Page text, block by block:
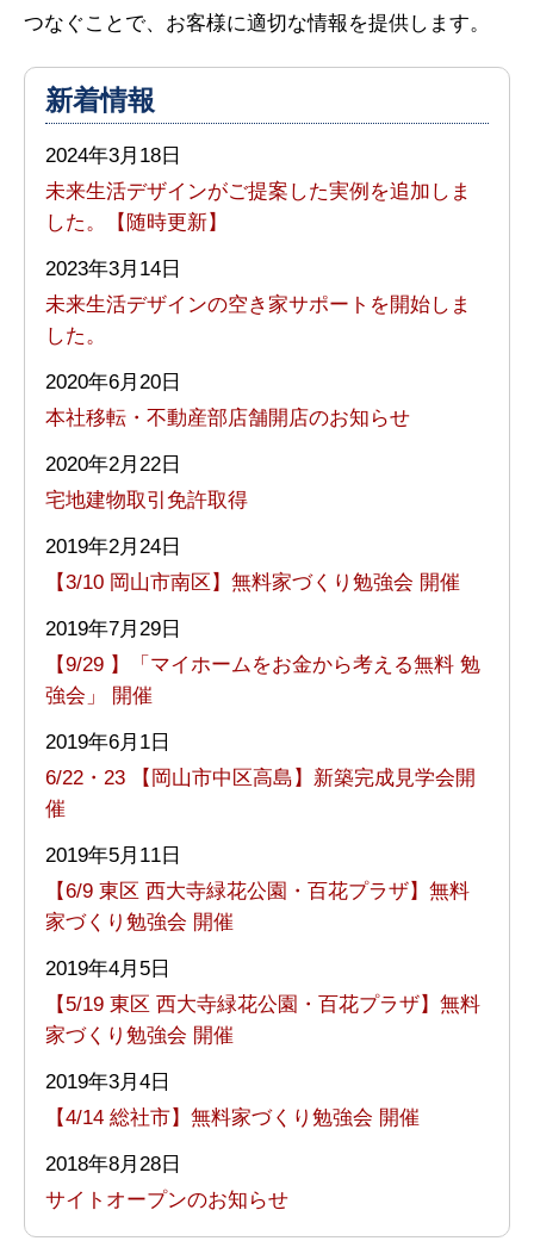
つなぐことで、お客様に適切な情報を提供します。
新着情報
2024年3月18日
未来生活デザインがご提案した実例を追加しま
した。【随時更新】
2023年3月14日
未来生活デザインの空き家サポートを開始しま
した。
2020年6月20日
本社移転・不動産部店舗開店のお知らせ
2020年2月22日
宅地建物取引免許取得
2019年2月24日
【3/10 岡山市南区】無料家づくり勉強会 開催
2019年7月29日
【9/29 】「マイホームをお金から考える無料 勉
強会」 開催
2019年6月1日
6/22・23 【岡山市中区高島】新築完成見学会開
催
2019年5月11日
【6/9 東区 西大寺緑花公園・百花プラザ】無料
家づくり勉強会 開催
2019年4月5日
【5/19 東区 西大寺緑花公園・百花プラザ】無料
家づくり勉強会 開催
2019年3月4日
【4/14 総社市】無料家づくり勉強会 開催
2018年8月28日
サイトオープンのお知らせ